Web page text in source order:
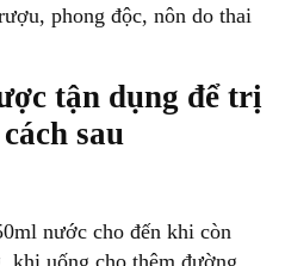
phong độc, nôn do thai
tận dụng để trị
sau
nước cho đến khi còn
khi uống cho thêm đường.